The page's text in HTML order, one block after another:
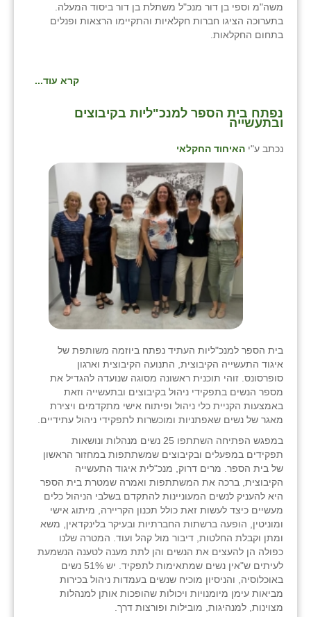
משה"מ וספי בן דור מנכ"ל משתלת בן דור ביסוד המעלה.
בתערוכה הציגו חברות חקלאיות והתקיימו הרצאות ופנלים
בתחום החקלאות.
קרא עוד...
נפתח בית הספר למנכ"ליות בקיבוצים
ובתעשייה
נכתב ע"י האיחוד החקלאי
בית הספר למנכ"ליות העתיד נפתח ביוזמה משותפת של
איגוד התעשייה הקיבוצית, התנועה הקיבוצית וארגון
סופרסונס. זוהי תוכנית ראשונה מסוגה שנועדה להגדיל את
מספר הנשים בתפקידי ניהול בקיבוצים ובתעשייה וזאת
באמצעות הקניית כלי ניהול ופיתוח אישי מתקדמים ויצירת
מאגר של נשים שאפתניות ומוכשרות לתפקידי ניהול עתידיים.
במפגש הפתיחה השתתפו 25 נשים מנהלות ונושאות
תפקידים במפעלים ובקיבוצים שמשתתפות במחזור הראשון
של בית הספר. מרים דרוק, מנכ"לית איגוד התעשייה
הקיבוצית, ברכה את המשתתפות ואמרה שמטרת בית הספר
היא להעניק לנשים המעוניינות להתקדם בשלבי הניהול כלים
מעשיים כיצד לעשות זאת כולל תכנון הקריירה, מיתוג אישי
ומוניטין, הופעה ברשתות החברתיות ובעיקר בלינקדאין, משא
ומתן וקבלת החלטות, דיבור מול קהל ועוד. המטרה שלנו
כפולה הן להעצים את הנשים והן לתת מענה לטענה הנשמעת
לעיתים ש"אין נשים שמתאימות לתפקיד. יש 51% נשים
באוכלוסיה, והניסיון מוכיח שנשים בעמדות ניהול בכירות
מביאות עימן מיומנויות ויכולות שהופכות אותן למנהלות
מצוינות, למנהיגות, מובילות ופורצות דרך.